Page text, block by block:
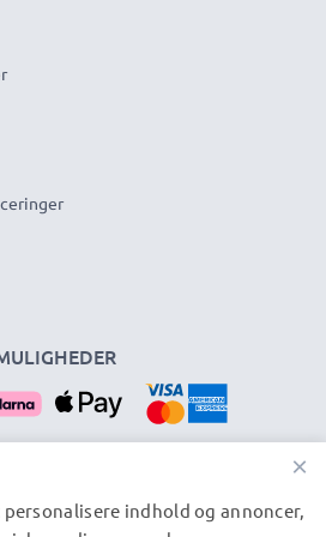
×
indhold og annoncer,